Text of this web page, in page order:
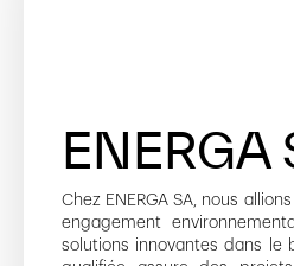
ENERGA
Chez ENERGA SA, nous
engagement
solutions innovantes dans le